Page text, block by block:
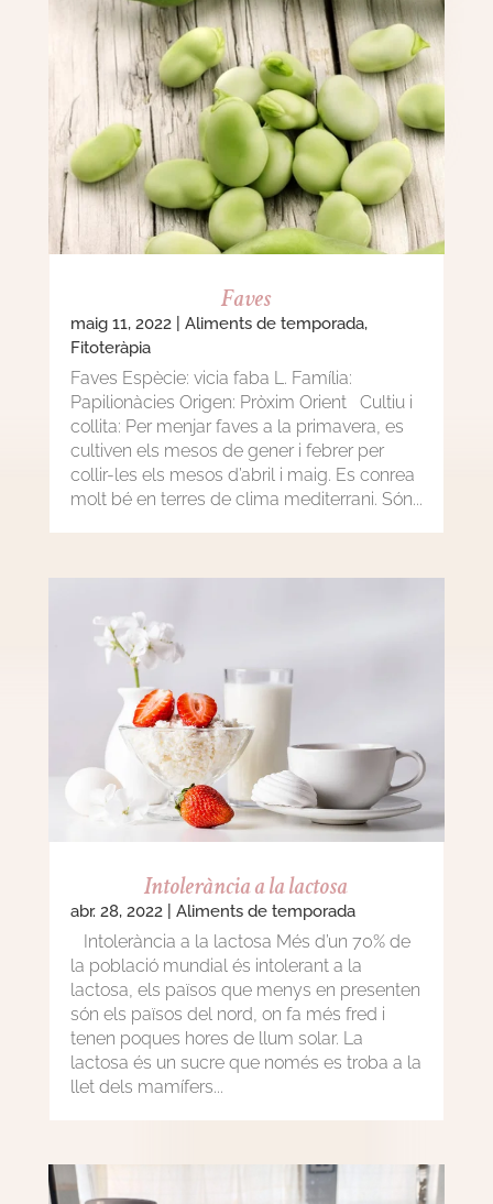
Faves
maig 11, 2022| Aliments de temporada,
Fitoteràpia
Faves Espècie: vicia faba L. Família:
Papilionàcies Origen: Pròxim Orient Cultiu i
collita: Per menjar faves a la primavera, es
cultiven els mesos de gener i febrer per
collir-les els mesos d’abril i maig. Es conrea
molt bé en terres de clima mediterrani. Són...
Intolerància a la lactosa
abr. 28, 2022| Aliments de temporada
Intolerància a la lactosa Més d’un 70% de
la població mundial és intolerant a la
lactosa, els països que menys en presenten
són els països del nord, on fa més fred i
tenen poques hores de llum solar. La
lactosa és un sucre que només es troba a la
llet dels mamífers...